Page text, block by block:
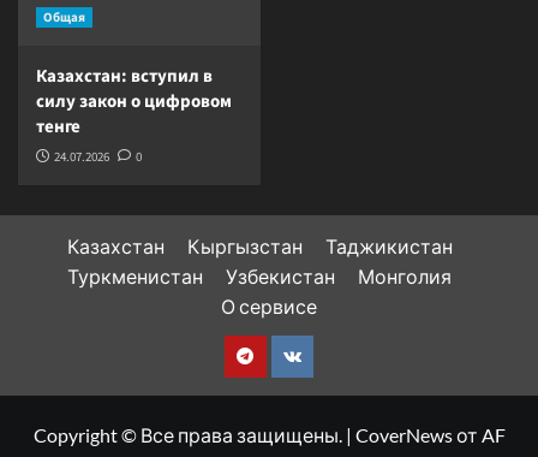
Общая
Казахстан: вступил в
силу закон о цифровом
тенге
24.07.2026 0
Казахстан Кыргызстан
Таджикистан
Туркменистан
Узбекистан
Монголия
О сервисе
Telegram
VK
Copyright © Все права защищены. | CoverNewsот AF